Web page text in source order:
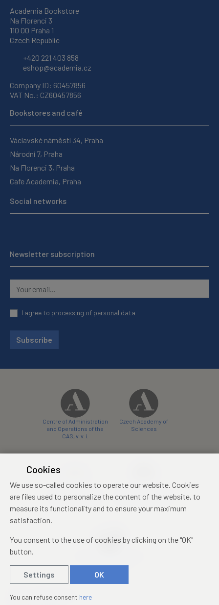
Academia Bookstore
Na Florenci 3
110 00 Praha 1
Czech Republic
+420 221 403 858
eshop@academia.cz
Company ID: 60457856
VAT No.: CZ60457856
Bookstores and café
Václavské náměstí 34, Praha
Národní 7, Praha
Na Florenci 3, Praha
Cafe Academia, Praha
Social networks
Newsletter subscription
I agree to processing of personal data
Subscribe
Centre of Administration
and Operations of the
CAS, v. v. i.
Czech Academy of
Sciences
conference centre
konferenční centrum
© 2019 – 2026Academia
Cookies
We use so-called cookies to operate our website. Cookies
are files used to personalize the content of the website, to
measure its functionality and to ensure your maximum
satisfaction.
You consent to the use of cookies by clicking on the "OK"
button.
Settings OK
You can refuse consent here